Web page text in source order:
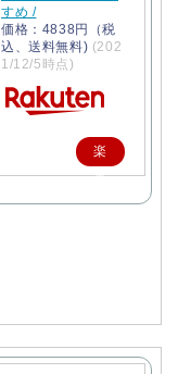
すめ /
価格：4838円（税
込、送料無料) (202
1/12/5時点)
楽
天